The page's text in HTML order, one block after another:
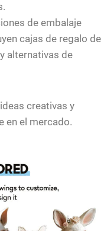
de embalaje
cajas de regalo de
alternativas de
creativas y
en el mercado.